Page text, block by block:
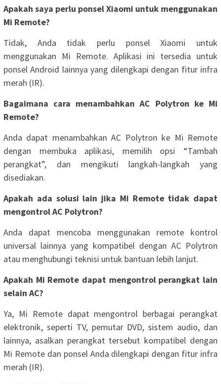
Apakah saya perlu ponsel Xiaomi untuk menggunakan
Mi Remote?
Tidak, Anda tidak perlu ponsel Xiaomi untuk
menggunakan Mi Remote. Aplikasi ini tersedia untuk
ponsel Android lainnya yang dilengkapi dengan fitur infra
merah (IR).
Bagaimana cara menambahkan AC Polytron ke Mi
Remote?
Anda dapat menambahkan AC Polytron ke Mi Remote
dengan membuka aplikasi, memilih opsi “Tambah
perangkat”, dan mengikuti langkah-langkah yang
disediakan.
Apakah ada solusi lain jika Mi Remote tidak dapat
mengontrol AC Polytron?
Anda dapat mencoba menggunakan remote kontrol
universal lainnya yang kompatibel dengan AC Polytron
atau menghubungi teknisi untuk bantuan lebih lanjut.
Apakah Mi Remote dapat mengontrol perangkat lain
selain AC?
Ya, Mi Remote dapat mengontrol berbagai perangkat
elektronik, seperti TV, pemutar DVD, sistem audio, dan
lainnya, asalkan perangkat tersebut kompatibel dengan
Mi Remote dan ponsel Anda dilengkapi dengan fitur infra
merah (IR).